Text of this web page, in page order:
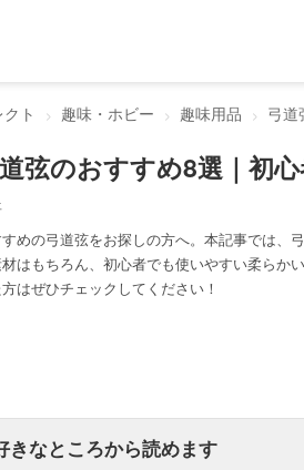
ト 趣味・ホビー 趣味用品 弓道
弦のおすすめ8選｜初
めの弓道弦をお探しの方へ。本記事では、
はもちろん、初心者でも使いやすい柔らか
はぜひチェックしてください！